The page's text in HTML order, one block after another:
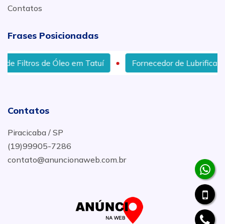
Contatos
Frases Posicionadas
em Tatuí Fornecedor de Lubrificantes com Melhor
Contatos
Piracicaba / SP
(19)99905-7286
contato@anuncionaweb.com.br